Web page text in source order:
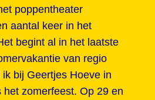
poppentheater
aantal keer in het
begint al in het laatste
van regio
bij Geertjes Hoeve in
het zomerfeest. Op 29 en